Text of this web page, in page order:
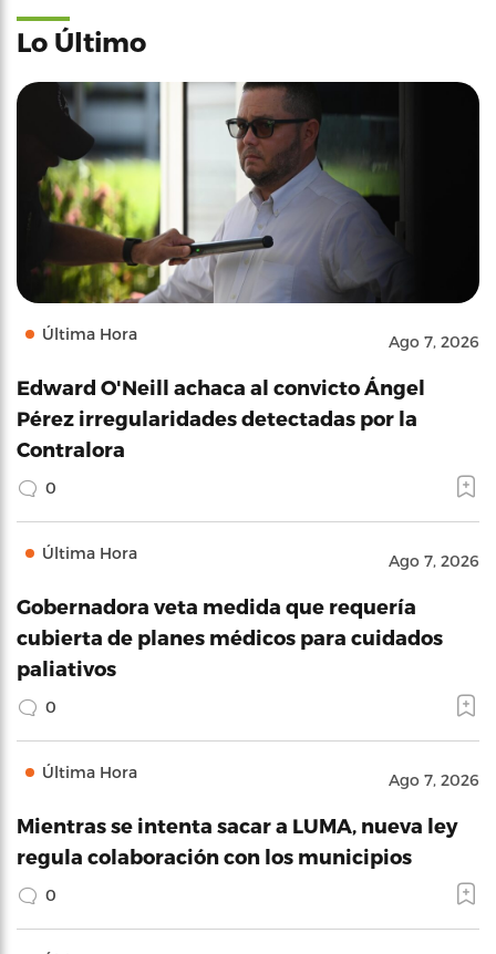
Lo Último
Última Hora Ago 7, 2026
Edward O'Neill achaca al convicto Ángel
Pérez irregularidades detectadas por la
Contralora
0
Última Hora Ago 7, 2026
Gobernadora veta medida que requería
cubierta de planes médicos para cuidados
paliativos
0
Última Hora Ago 7, 2026
Mientras se intenta sacar a LUMA, nueva ley
regula colaboración con los municipios
0